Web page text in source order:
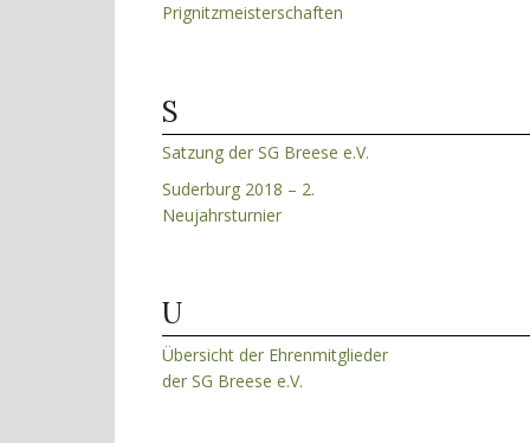
Prignitzmeisterschaften
S
Satzung der SG Breese e.V.
Suderburg 2018 – 2.
Neujahrsturnier
U
Übersicht der Ehrenmitglieder
der SG Breese e.V.